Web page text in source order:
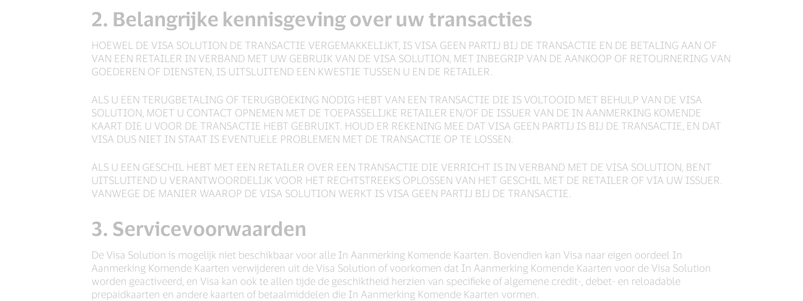
2. Belangrijke kennisgeving over uw transacties
HOEWEL DE VISA SOLUTION DE TRANSACTIE VERGEMAKKELIJKT, IS VISA GEEN PARTIJ BIJ DE TRANSACTIE EN DE BETALING AAN OF
VAN EEN RETAILER IN VERBAND MET UW GEBRUIK VAN DE VISA SOLUTION, MET INBEGRIP VAN DE AANKOOP OF RETOURNERING VAN
GOEDEREN OF DIENSTEN, IS UITSLUITEND EEN KWESTIE TUSSEN U EN DE RETAILER.
ALS U EEN TERUGBETALING OF TERUGBOEKING NODIG HEBT VAN EEN TRANSACTIE DIE IS VOLTOOID MET BEHULP VAN DE VISA
SOLUTION, MOET U CONTACT OPNEMEN MET DE TOEPASSELIJKE RETAILER EN/OF DE ISSUER VAN DE IN AANMERKING KOMENDE
KAART DIE U VOOR DE TRANSACTIE HEBT GEBRUIKT. HOUD ER REKENING MEE DAT VISA GEEN PARTIJ IS BIJ DE TRANSACTIE, EN DAT
VISA DUS NIET IN STAAT IS EVENTUELE PROBLEMEN MET DE TRANSACTIE OP TE LOSSEN.
ALS U EEN GESCHIL HEBT MET EEN RETAILER OVER EEN TRANSACTIE DIE VERRICHT IS IN VERBAND MET DE VISA SOLUTION, BENT
UITSLUITEND U VERANTWOORDELIJK VOOR HET RECHTSTREEKS OPLOSSEN VAN HET GESCHIL MET DE RETAILER OF VIA UW ISSUER.
VANWEGE DE MANIER WAAROP DE VISA SOLUTION WERKT IS VISA GEEN PARTIJ BIJ DE TRANSACTIE.
3. Servicevoorwaarden
De Visa Solution is mogelijk niet beschikbaar voor alle In Aanmerking Komende Kaarten. Bovendien kan Visa naar eigen oordeel In
Aanmerking Komende Kaarten verwijderen uit de Visa Solution of voorkomen dat In Aanmerking Komende Kaarten voor de Visa Solution
worden geactiveerd, en Visa kan ook te allen tijde de geschiktheid herzien van specifieke of algemene credit-, debet- en reloadable
prepaidkaarten en andere kaarten of betaalmiddelen die In Aanmerking Komende Kaarten vormen.